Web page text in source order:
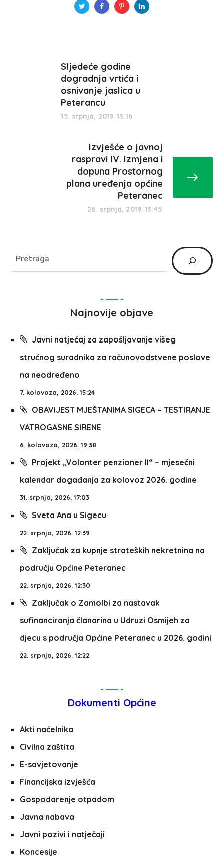
Sljedeće godine
dogradnja vrtića i
osnivanje jaslica u
Peterancu
15. srpnja, 2019. 13:16
Izvješće o javnoj
raspravi IV. Izmjena i
dopuna Prostornog
plana uređenja općine
Peteranec
26. srpnja, 2019. 13:45
Najnovije objave
Javni natječaj za zapošljavanje višeg
stručnog suradnika za računovodstvene poslove
na neodređeno
7. kolovoza, 2026. 15:24
OBAVIJEST MJEŠTANIMA SIGECA – TESTIRANJE
VATROGASNE SIRENE
6. kolovoza, 2026. 19:38
Projekt „Volonter penzioner II“ – mjesečni
kalendar događanja za kolovoz 2026. godine
31. srpnja, 2026. 17:03
Sveta Ana u Sigecu
22. srpnja, 2026. 12:39
Zaključak za kupnje strateških nekretnina na
području Općine Peteranec
22. srpnja, 2026. 12:30
Zaključak o Zamolbi za nastavak
sufinanciranja članarina u Udruzi Osmijeh za
djecu s područja Općine Peteranec u 2026. godini
22. srpnja, 2026. 12:22
Dokumenti Općine
Akti načelnika
Civilna zaštita
E-savjetovanje
Financijska izvješća
Gospodarenje otpadom
Javna nabava
Javni pozivi i natječaji
Koncesije